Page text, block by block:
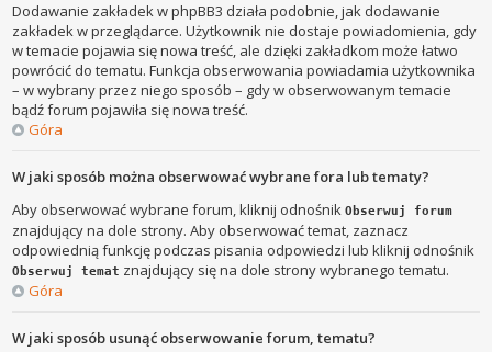
Dodawanie zakładek w phpBB3 działa podobnie, jak dodawanie
zakładek w przeglądarce. Użytkownik nie dostaje powiadomienia, gdy
w temacie pojawia się nowa treść, ale dzięki zakładkom może łatwo
powrócić do tematu. Funkcja obserwowania powiadamia użytkownika
– w wybrany przez niego sposób – gdy w obserwowanym temacie
bądź forum pojawiła się nowa treść.
Góra
W jaki sposób można obserwować wybrane fora lub tematy?
Aby obserwować wybrane forum, kliknij odnośnikObserwuj forum
znajdujący na dole strony. Aby obserwować temat, zaznacz
odpowiednią funkcję podczas pisania odpowiedzi lub kliknij odnośnik
Obserwuj temat znajdujący się na dole strony wybranego tematu.
Góra
W jaki sposób usunąć obserwowanie forum, tematu?